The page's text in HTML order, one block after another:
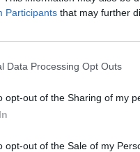
Participants that may further
Data Processing Opt Outs
opt-out of the Sharing of my
opt-out of the Sale of my
журнала "Лица",
Мальгин сообщил в